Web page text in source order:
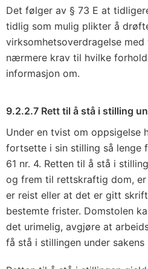
Det følger av § 73 E at
tidlig som mulig plikter å
virksomhetsoverdragelse
nærmere krav til hvilke
informasjon om.
9.2.2.7 Rett til å stå i stilling
Under en tvist om oppsigelse
fortsette i sin stilling så lenge
61 nr. 4. Retten til å stå i
og frem til rettskraftig dom,
er reist eller at det er gitt
bestemte frister. Domstolen
det urimelig, avgjøre at
få stå i stillingen under sakens